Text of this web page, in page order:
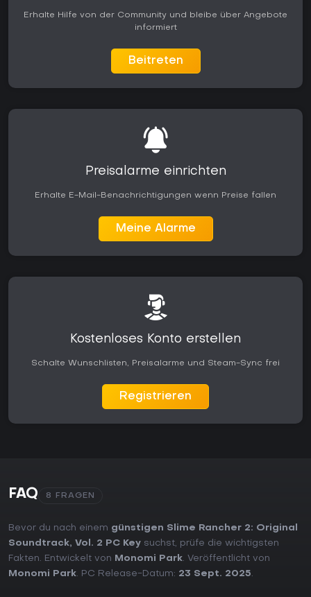
Erhalte Hilfe von der Community und bleibe über Angebote
informiert
Beitreten
Preisalarme einrichten
Erhalte E-Mail-Benachrichtigungen wenn Preise fallen
Meine Alarme
Kostenloses Konto erstellen
Schalte Wunschlisten, Preisalarme und Steam-Sync frei
Registrieren
FAQ 8 FRAGEN
Bevor du nach einem günstigen Slime Rancher 2: Original
Soundtrack, Vol. 2 PC Key suchst, prüfe die wichtigsten
Fakten. Entwickelt von
Monomi Park. Veröffentlicht von
Monomi Park. PC Release-Datum: 23 Sept. 2025.